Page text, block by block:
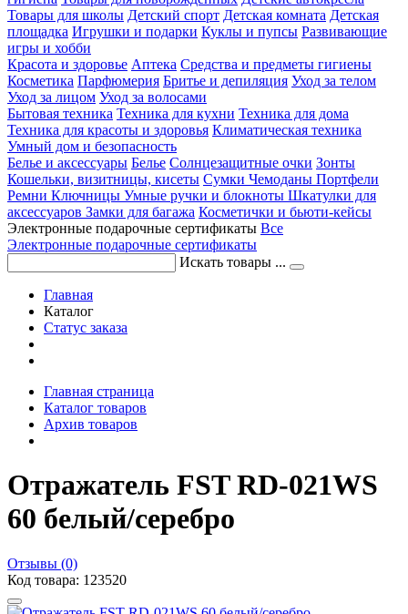
Товары для школы Детский спорт Детская комната Детская
площадка Игрушки и подарки Куклы и пупсы Развивающие
игры и хобби
Красота и здоровье Аптека Средства и предметы гигиены
Косметика Парфюмерия Бритье и депиляция Уход за телом
Уход за лицом Уход за волосами
Бытовая техника Техника для кухни Техника для дома
Техника для красоты и здоровья Климатическая техника
Умный дом и безопасность
Белье и аксессуары Белье Солнцезащитные очки Зонты
Кошельки, визитницы, кисеты Сумки Чемоданы Портфели
Ремни Ключницы Умные ручки и блокноты Шкатулки для
аксессуаров Замки для багажа Косметички и бьюти-кейсы
Электронные подарочные сертификаты Все
Электронные подарочные сертификаты
Искать товары ...
Главная
Каталог
Статус заказа
Главная страница
Каталог товаров
Архив товаров
Отражатель FST RD-021WS
60 белый/серебро
Отзывы (0)
Код товара: 123520